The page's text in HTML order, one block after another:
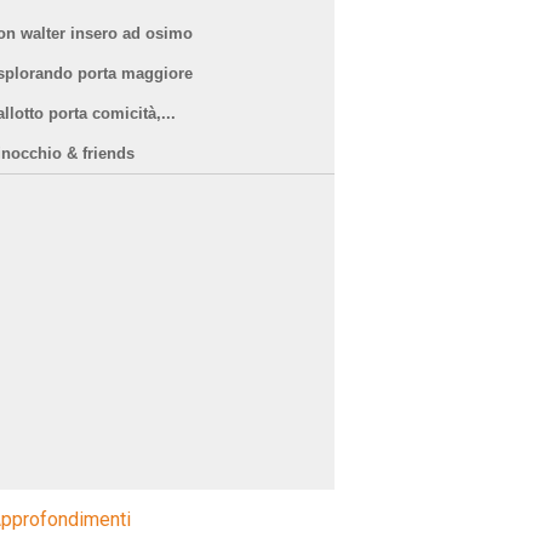
walter insero ad osimo
porta maggiore
porta comicità,...
& friends